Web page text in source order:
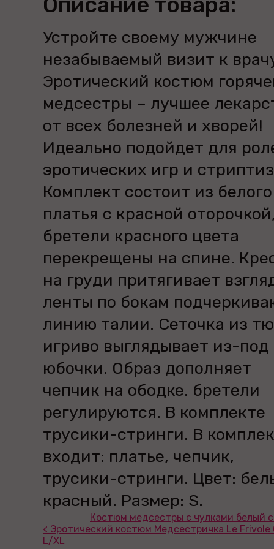
Устройте своему мужчине
незабываемый визит к
Эротический костюм
медсестры – лучшее
от всех болезней и хворей!
Идеально подойдет для
эротических игр и
Комплект состоит из белого
платья с красной
бретели красного цвета
перекрещены на спине.
на груди притягивает
ленты по бокам
линию талии. Сеточка из
игриво выглядывает из-под
юбочки. Образ дополняет
чепчик на ободке. бретели
регулируются. В комплекте
трусики-стринги. В
входит: платье, чепчик,
трусики-стринги. Цвет:
красный. Размер: S.
Костюм медсестры с чулками белый
< Эротический костюм Медсестричка Le
L/XL